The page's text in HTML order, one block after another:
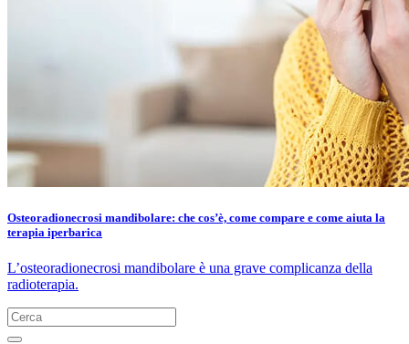
Osteoradionecrosi mandibolare: che cos’è, come compare e come aiuta la
terapia iperbarica
L’osteoradionecrosi mandibolare è una grave complicanza della
radioterapia.